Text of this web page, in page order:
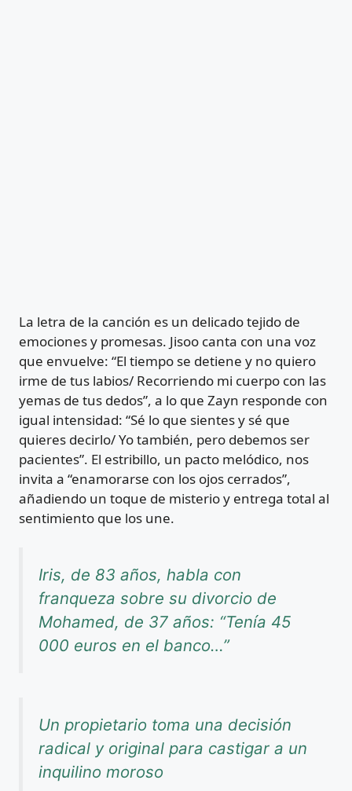
La letra de la canción es un delicado tejido de
emociones y promesas. Jisoo canta con una voz
que envuelve: “El tiempo se detiene y no quiero
irme de tus labios/ Recorriendo mi cuerpo con las
yemas de tus dedos”, a lo que Zayn responde con
igual intensidad: “Sé lo que sientes y sé que
quieres decirlo/ Yo también, pero debemos ser
pacientes”. El estribillo, un pacto melódico, nos
invita a “enamorarse con los ojos cerrados”,
añadiendo un toque de misterio y entrega total al
sentimiento que los une.
Iris, de 83 años, habla con
franqueza sobre su divorcio de
Mohamed, de 37 años: “Tenía 45
000 euros en el banco…”
Un propietario toma una decisión
radical y original para castigar a un
inquilino moroso